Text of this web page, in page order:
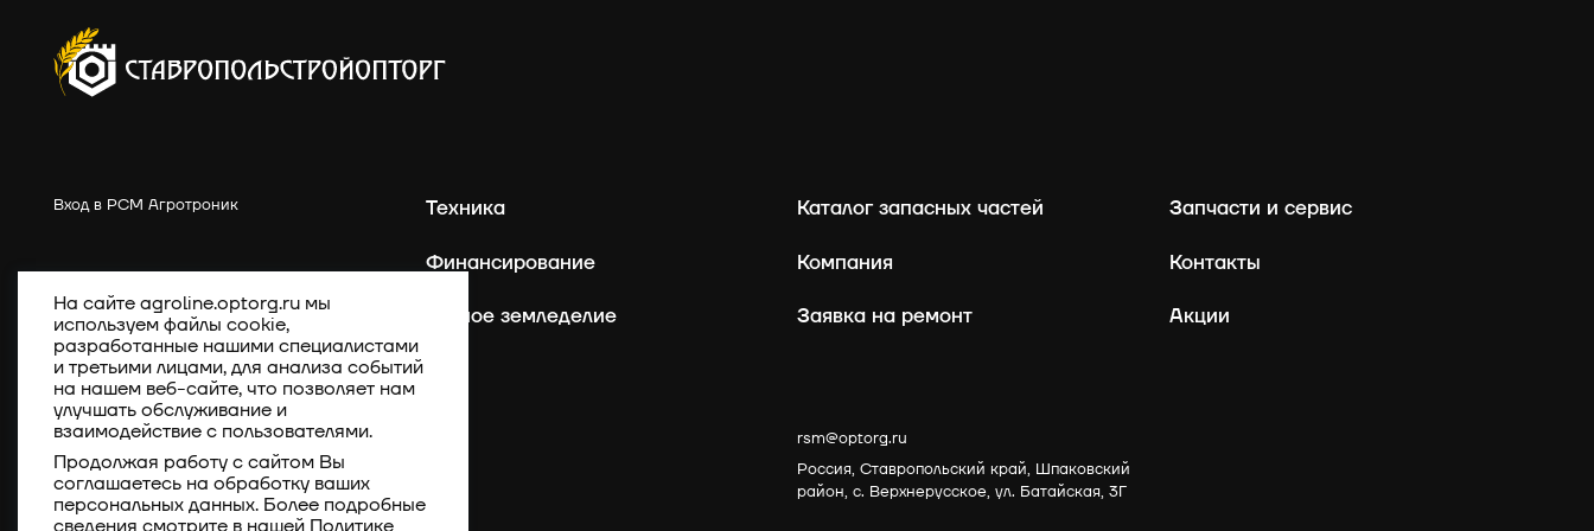
Вход в РСМ Агротроник
Техника
Финансирование
Точное земледелие
Каталог запасных частей
Компания
Заявка на ремонт
Запчасти и сервис
Контакты
Акции
rsm@optorg.ru
Россия, Ставропольский край, Шпаковский
район, с. Верхнерусское, ул. Батайская, 3Г
На сайте agroline.optorg.ru мы
используем файлы cookie,
разработанные нашими специалистами
и третьими лицами, для анализа событий
на нашем веб-сайте, что позволяет нам
улучшать обслуживание и
взаимодействие с пользователями.
Продолжая работу с сайтом Вы
соглашаетесь на обработку ваших
персональных данных. Более подробные